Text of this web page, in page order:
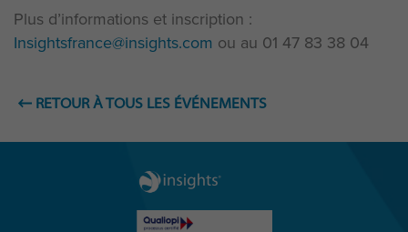
Plus d’informations et inscription :
Insightsfrance@insights.com ou au 01 47 83 38 04
RETOUR À TOUS LES ÉVÉNEMENTS